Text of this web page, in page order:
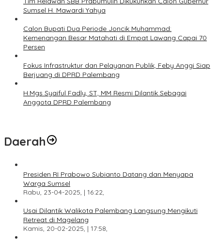
Sumsel H. Mawardi Yahya
Calon Bupati Dua Periode Joncik Muhammad:
Kemenangan Besar Matahati di Empat Lawang Capai 70
Persen
Fokus Infrastruktur dan Pelayanan Publik, Feby Anggi Siap
Berjuang di DPRD Palembang
H.Mgs Syaiful Fadly, ST, MM Resmi Dilantik Sebagai
Anggota DPRD Palembang
Daerah
Presiden RI Prabowo Subianto Datang dan Menyapa
Warga Sumsel
Rabu, 23-04-2025, | 16:22,
Usai Dilantik Walikota Palembang Langsung Mengikuti
Retreat di Magelang
Kamis, 20-02-2025, | 17:58,